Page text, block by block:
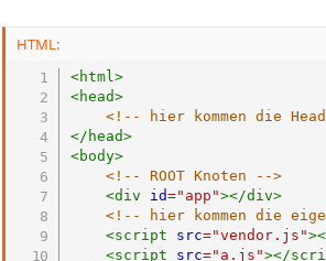
HTML:
<html>
<head>
<!-- hier kommen die
</ head>
<body>
<!-- ROOT Knoten -->
<div id=" app "></div>
<!-- hier kommen die
<script src="vendor.js ">
<script src=" a.js "></